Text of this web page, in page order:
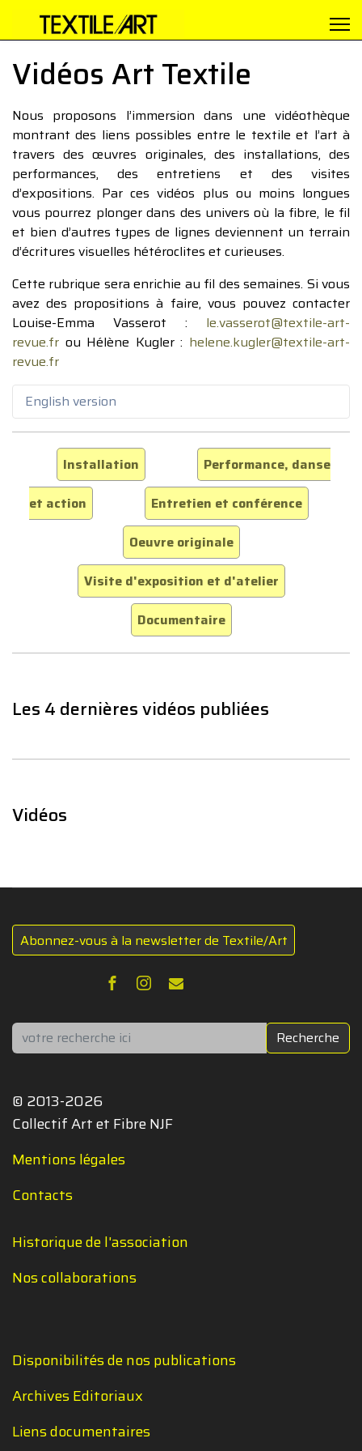
Vidéos Art Textile
Nous proposons l’immersion dans une vidéothèque
montrant des liens possibles entre le textile et l’art à
travers des œuvres originales, des installations, des
performances, des entretiens et des visites
d’expositions. Par ces vidéos plus ou moins longues
vous pourrez plonger dans des univers où la fibre, le fil
et bien d’autres types de lignes deviennent un terrain
d’écritures visuelles hétéroclites et curieuses.
Cette rubrique sera enrichie au fil des semaines. Si vous
avez des propositions à faire, vous pouvez contacter
Louise-Emma Vasserot : le.vasserot@textile-art-
revue.fr ou Hélène Kugler : helene.kugler@textile-art-
revue.fr
English version
Installation
Performance, danse
et action
Entretien et conférence
Oeuvre originale
Visite d'exposition et d'atelier
Documentaire
Les 4 dernières vidéos publiées
Vidéos
Abonnez-vous à la newsletter de Textile/Art
Rechercher Recherche
© 2013-2026
Collectif Art et Fibre NJF
Mentions légales
Contacts
Historique de l'association
Nos collaborations
Disponibilités de nos publications
Archives Editoriaux
Liens documentaires